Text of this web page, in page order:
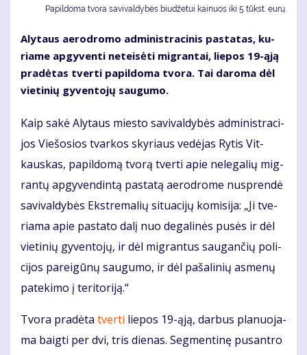
Papildoma tvora savivaldybės biu­dže­tui kai­nuos iki 5 tūkst. eu­rų.
Aly­taus ae­ro­dro­mo ad­mi­nist­ra­ci­nis pa­sta­tas, ku­
ria­me ap­gy­ven­ti ne­tei­sė­ti mig­ran­tai, lie­pos 19-ąją
pra­dė­tas tver­ti pa­pil­do­ma tvo­ra. Tai da­ro­ma dėl
vie­ti­nių gy­ven­to­jų sau­gu­mo.
Kaip sa­kė Aly­taus mies­to sa­vi­val­dy­bės ad­mi­nist­ra­ci­
jos Vie­šo­sios tvar­kos sky­riaus ve­dė­jas Ry­tis Vit­
kaus­kas, pa­pil­do­mą tvo­rą tver­ti ap­ie ne­le­ga­lių mig­
ran­tų ap­gy­ven­din­tą pa­sta­tą ae­ro­dro­me nu­spren­dė
sa­vi­val­dy­bės Eks­tre­ma­lių si­tu­a­ci­jų ko­mi­si­ja: „Ji tve­
ria­ma apie pa­sta­to da­lį nuo de­ga­li­nės pu­sės ir dėl
vie­ti­nių gy­ven­to­jų, ir dėl mig­ran­tus sau­gan­čių po­li­
ci­jos pa­rei­gū­nų sau­gu­mo, ir dėl pa­ša­li­nių as­me­nų
pa­te­ki­mo į te­ri­to­ri­ją.“
Tvo­ra pra­dė­ta tver­ti lie­pos 19-ąją, dar­bus pla­nuo­ja­
ma baig­ti per dvi, tris die­nas. Seg­men­ti­nę pus­an­tro